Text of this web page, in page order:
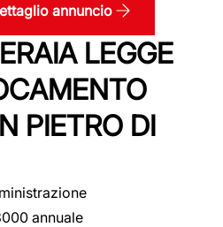
annuncio
LEGGE
PIETRO DI
annuale